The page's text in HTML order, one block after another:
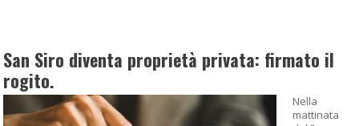
San Siro diventa proprietà privata: firmato il
rogito.
Nella
mattinata